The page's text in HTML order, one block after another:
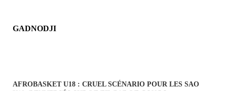
GADNODJI
AFROBASKET U18 : CRUEL SCÉNARIO POUR LES SAO